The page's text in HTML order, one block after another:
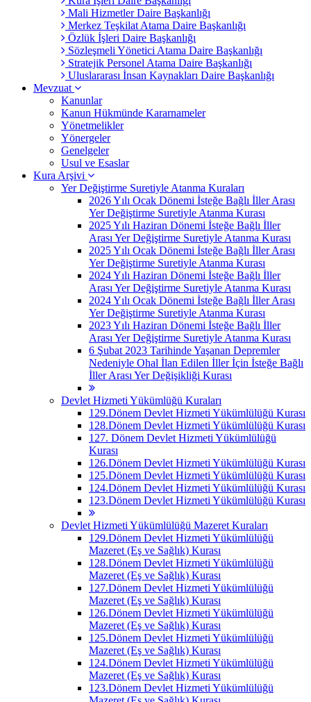
Mali Hizmetler Daire Başkanlığı
Merkez Teşkilat Atama Daire Başkanlığı
Özlük İşleri Daire Başkanlığı
Sözleşmeli Yönetici Atama Daire Başkanlığı
Stratejik Personel Atama Daire Başkanlığı
Uluslararası İnsan Kaynakları Daire Başkanlığı
Mevzuat
Kanunlar
Kanun Hükmünde Kararnameler
Yönetmelikler
Yönergeler
Genelgeler
Usul ve Esaslar
Kura Arşivi
Yer Değiştirme Suretiyle Atanma Kuraları
2026 Yılı Ocak Dönemi İsteğe Bağlı İller Arası
Yer Değiştirme Suretiyle Atanma Kurası
2025 Yılı Haziran Dönemi İsteğe Bağlı İller
Arası Yer Değiştirme Suretiyle Atanma Kurası
2025 Yılı Ocak Dönemi İsteğe Bağlı İller Arası
Yer Değiştirme Suretiyle Atanma Kurası
2024 Yılı Haziran Dönemi İsteğe Bağlı İller
Arası Yer Değiştirme Suretiyle Atanma Kurası
2024 Yılı Ocak Dönemi İsteğe Bağlı İller Arası
Yer Değiştirme Suretiyle Atanma Kurası
2023 Yılı Haziran Dönemi İsteğe Bağlı İller
Arası Yer Değiştirme Suretiyle Atanma Kurası
6 Şubat 2023 Tarihinde Yaşanan Depremler
Nedeniyle Ohal İlan Edilen İller İçin İsteğe Bağlı
İller Arası Yer Değişikliği Kurası
Devlet Hizmeti Yükümlüğü Kuraları
129.Dönem Devlet Hizmeti Yükümlülüğü Kurası
128.Dönem Devlet Hizmeti Yükümlülüğü Kurası
127. Dönem Devlet Hizmeti Yükümlülüğü
Kurası
126.Dönem Devlet Hizmeti Yükümlülüğü Kurası
125.Dönem Devlet Hizmeti Yükümlülüğü Kurası
124.Dönem Devlet Hizmeti Yükümlülüğü Kurası
123.Dönem Devlet Hizmeti Yükümlülüğü Kurası
Devlet Hizmeti Yükümlülüğü Mazeret Kuraları
129.Dönem Devlet Hizmeti Yükümlülüğü
Mazeret (Eş ve Sağlık) Kurası
128.Dönem Devlet Hizmeti Yükümlülüğü
Mazeret (Eş ve Sağlık) Kurası
127.Dönem Devlet Hizmeti Yükümlülüğü
Mazeret (Eş ve Sağlık) Kurası
126.Dönem Devlet Hizmeti Yükümlülüğü
Mazeret (Eş ve Sağlık) Kurası
125.Dönem Devlet Hizmeti Yükümlülüğü
Mazeret (Eş ve Sağlık) Kurası
124.Dönem Devlet Hizmeti Yükümlülüğü
Mazeret (Eş ve Sağlık) Kurası
123.Dönem Devlet Hizmeti Yükümlülüğü